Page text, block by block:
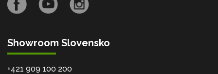
Showroom Slovensko
+421 909 100 200